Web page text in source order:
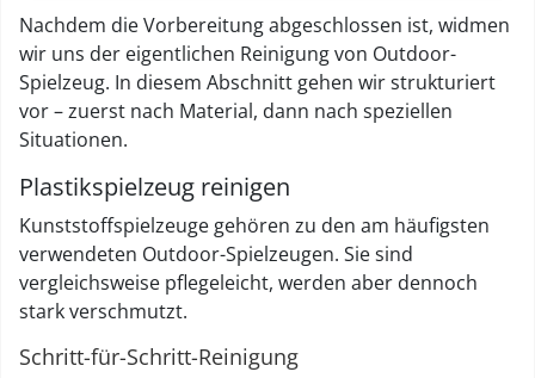
Nachdem die Vorbereitung abgeschlossen ist, widmen
wir uns der eigentlichen Reinigung von Outdoor-
Spielzeug. In diesem Abschnitt gehen wir strukturiert
vor – zuerst nach Material, dann nach speziellen
Situationen.
Plastikspielzeug reinigen
Kunststoffspielzeuge gehören zu den am häufigsten
verwendeten Outdoor-Spielzeugen. Sie sind
vergleichsweise pflegeleicht, werden aber dennoch
stark verschmutzt.
Schritt-für-Schritt-Reinigung